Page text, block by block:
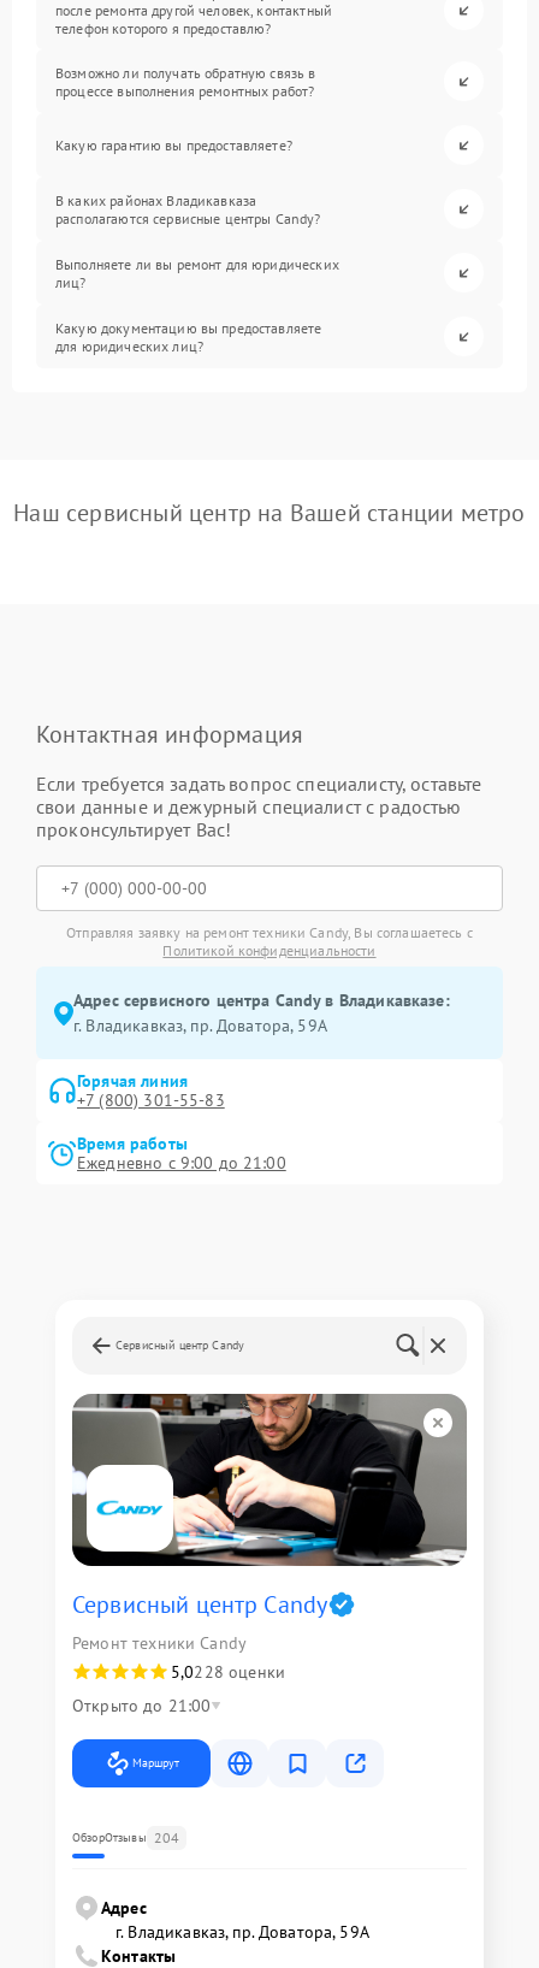
после ремонта другой человек, контактный
телефон которого я предоставлю?
Возможно ли получать обратную связь в
процессе выполнения ремонтных работ?
Какую гарантию вы предоставляете?
В каких районах Владикавказа
располагаются сервисные центры Candy?
Выполняете ли вы ремонт для юридических
лиц?
Какую документацию вы предоставляете
для юридических лиц?
Наш сервисный центр на Вашей станции метро
Контактная информация
Если требуется задать вопрос специалисту, оставьте
свои данные и дежурный специалист с радостью
проконсультирует Вас!
Отправляя заявку на ремонт техники Candy, Вы соглашаетесь с
Политикой конфиденциальности
Адрес сервисного центра Candy в Владикавказе:
г. Владикавказ, пр. Доватора, 59А
Горячая линия
+7 (800) 301-55-83
Время работы
Ежедневно с 9:00 до 21:00
Сервисный центр Candy
Сервисный центр Candy
Ремонт техники Candy
5,0228 оценки
Открыто до 21:00
Маршрут
ОбзорОтзывы 204
Адрес
г. Владикавказ, пр. Доватора, 59А
Контакты